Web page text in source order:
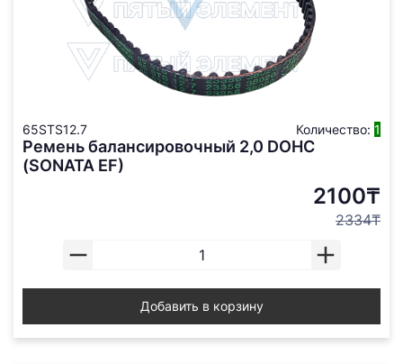
65STS12.7 Количество: 1
Ремень балансировочный 2,0 DOHC
(SONATA EF)
2100₸
2334₸
Добавить в корзину